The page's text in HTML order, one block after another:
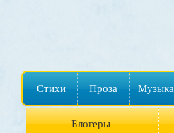
Стихи Проза Музыка
Блогеры